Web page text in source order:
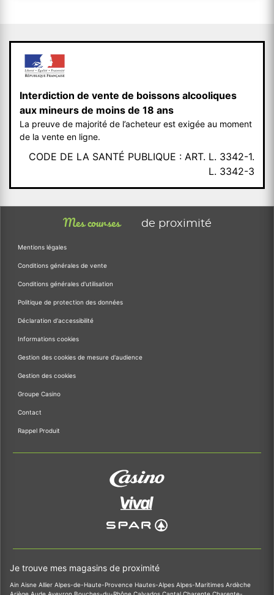
Interdiction de vente de boissons alcooliques
aux mineurs de moins de 18 ans
La preuve de majorité de l’acheteur est exigée au moment
de la vente en ligne.
CODE DE LA SANTÉ PUBLIQUE : ART. L. 3342-1.
L. 3342-3
Mes courses de proximité
Mentions légales
Conditions générales de vente
Conditions générales d'utilisation
Politique de protection des données
Déclaration d'accessibilité
Informations cookies
Gestion des cookies de mesure d'audience
Gestion des cookies
Groupe Casino
Contact
Rappel Produit
Je trouve mes magasins de proximité
Ain Aisne Allier Alpes-de-Haute-Provence Hautes-Alpes Alpes-Maritimes Ardèche